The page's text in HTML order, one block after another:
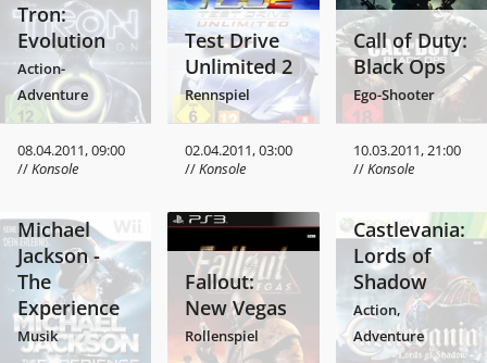
Tron:
Evolution
Action-
Adventure
08.04.2011, 09:00
//Konsole
Test Drive
Unlimited 2
Rennspiel
02.04.2011, 03:00
//Konsole
Call of Duty:
Black Ops
Ego-Shooter
10.03.2011, 21:00
//Konsole
Michael
Jackson -
The
Experience
Musik
Fallout:
New Vegas
Rollenspiel
Castlevania:
Lords of
Shadow
Action,
Adventure